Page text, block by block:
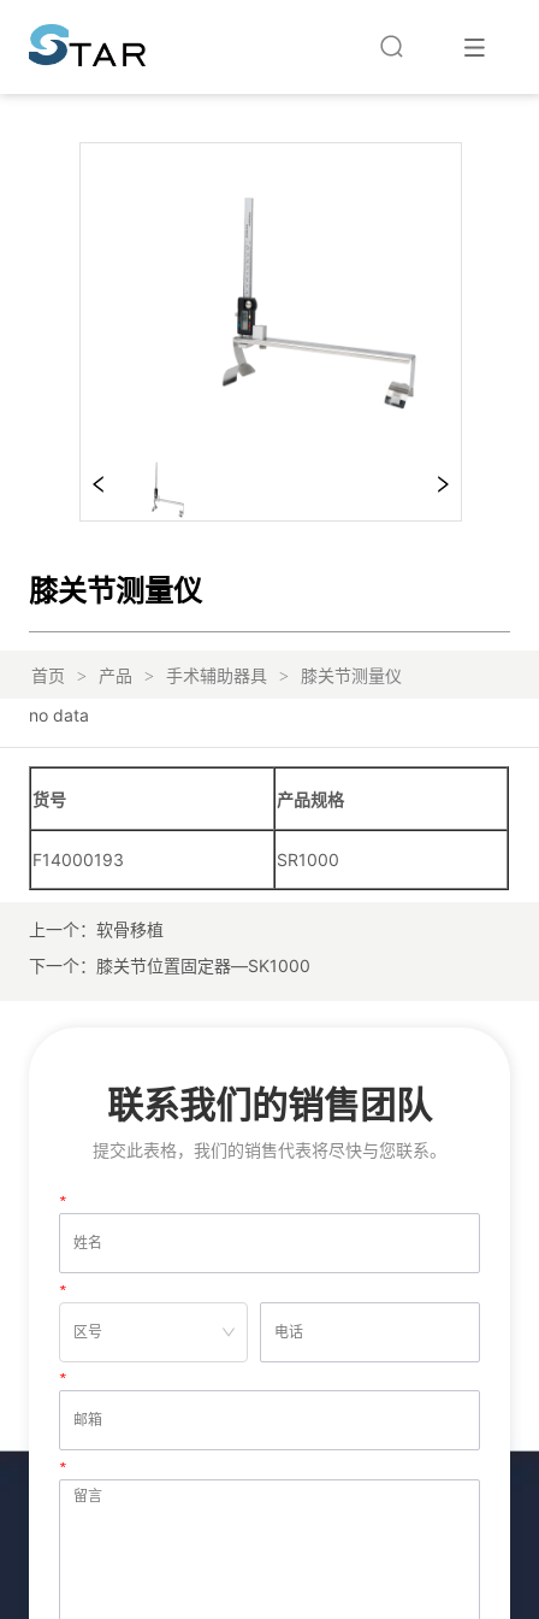
膝关节测量仪
首页 > 产品 > 手术辅助器具 > 膝关节测量仪
no data
上一个：软骨移植
下一个： 膝关节位置固定器—SK1000
联系我们的销售团队
提交此表格，我们的销售代表将尽快与您联系。
*姓名
*电话
*邮箱
*留言